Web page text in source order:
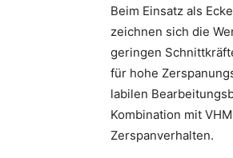
Beim Einsatz als
zeichnen sich die
geringen
für hohe
labilen
Kombination mit
Zerspanverhalten.